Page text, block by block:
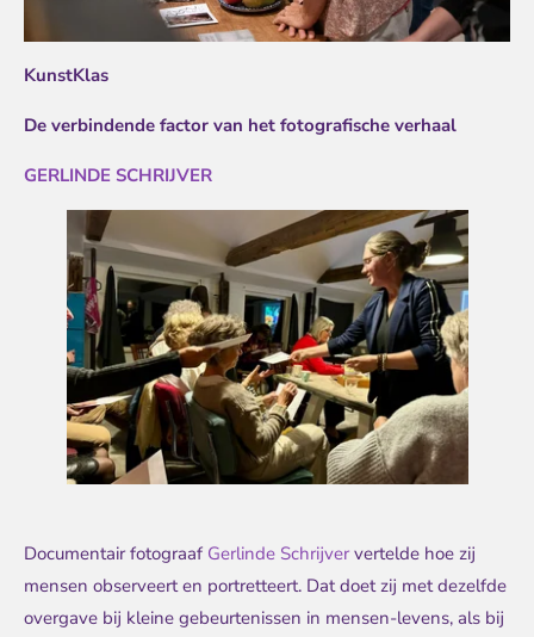
KunstKlas
De verbindende factor van het fotografische verhaal
GERLINDE SCHRIJVER
Documentair fotograaf Gerlinde Schrijver vertelde hoe zij
mensen observeert en portretteert. Dat doet zij met dezelfde
overgave bij kleine gebeurtenissen in mensen-levens, als bij